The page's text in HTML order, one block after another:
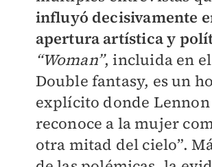
influyó decisivamente
apertura artística y
“Woman”, incluida en
Double fantasy, es un
explícito donde Lennon
reconoce a la mujer
otra mitad del cielo”.